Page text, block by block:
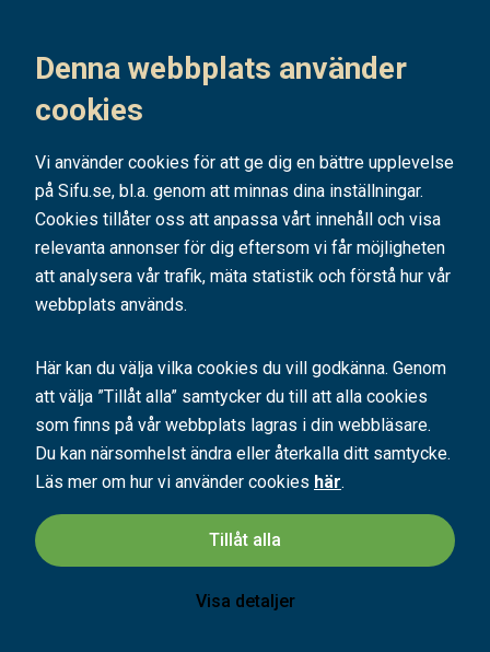
Denna webbplats använder
cookies
Vi använder cookies för att ge dig en bättre upplevelse
på Sifu.se, bl.a. genom att minnas dina inställningar.
Cookies tillåter oss att anpassa vårt innehåll och visa
relevanta annonser för dig eftersom vi får möjligheten
att analysera vår trafik, mäta statistik och förstå hur vår
webbplats används.
Här kan du välja vilka cookies du vill godkänna. Genom
att välja ”Tillåt alla” samtycker du till att alla cookies
som finns på vår webbplats lagras i din webbläsare.
Du kan närsomhelst ändra eller återkalla ditt samtycke.
Läs mer om hur vi använder cookies här.
Tillåt alla
Visa detaljer
Snabblänkar
Aktuellt
Om SIFU
Samarbeten
Allmänna villkor
Integritetspolicy
Utbildningsbevis
Prenumerera på nyhetsbrev
Håll dig uppdaterad på det senaste i vårt nyhetsbrev